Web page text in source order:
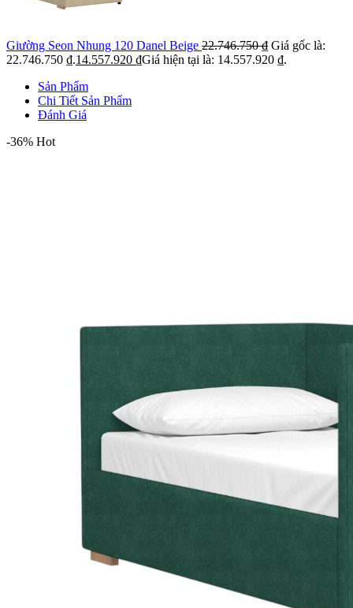
Giường Seon Nhung 120 Danel Beige 22.746.750₫ Giá gốc là:
22.746.750 ₫.14.557.920 ₫Giá hiện tại là: 14.557.920 ₫.
Sản Phẩm
Chi Tiết Sản Phẩm
Đánh Giá
-36% Hot